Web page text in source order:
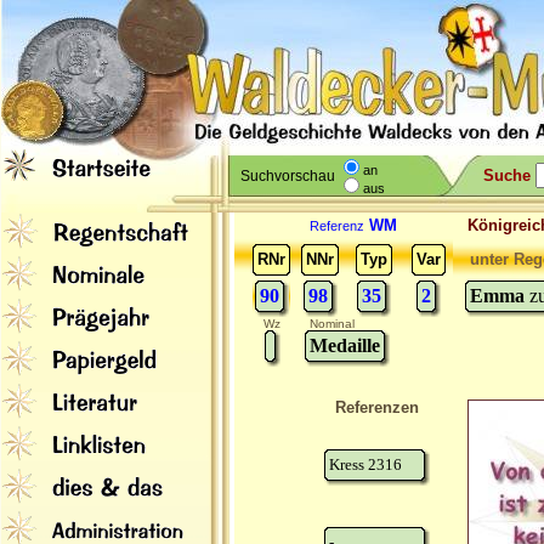
Suchvorschau
an
aus
Suche
Referenz WM
RNr
NNr Typ Var
90 98 35 2
unter
Emma
Wz Nominal
Medaille
Referenzen
Kress 2316